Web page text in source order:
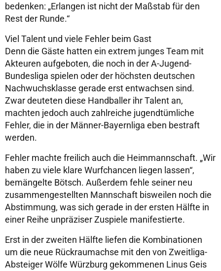
bedenken: „Erlangen ist nicht der Maßstab für den
Rest der Runde.“
Viel Talent und viele Fehler beim Gast
Denn die Gäste hatten ein extrem junges Team mit
Akteuren aufgeboten, die noch in der A-Jugend-
Bundesliga spielen oder der höchsten deutschen
Nachwuchsklasse gerade erst entwachsen sind.
Zwar deuteten diese Handballer ihr Talent an,
machten jedoch auch zahlreiche jugendtümliche
Fehler, die in der Männer-Bayernliga eben bestraft
werden.
Fehler machte freilich auch die Heimmannschaft. „Wir
haben zu viele klare Wurfchancen liegen lassen“,
bemängelte Bötsch. Außerdem fehle seiner neu
zusammengestellten Mannschaft bisweilen noch die
Abstimmung, was sich gerade in der ersten Hälfte in
einer Reihe unpräziser Zuspiele manifestierte.
Erst in der zweiten Hälfte liefen die Kombinationen
um die neue Rückraumachse mit den von Zweitliga-
Absteiger Wölfe Würzburg gekommenen Linus Geis